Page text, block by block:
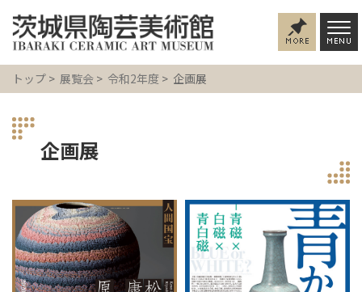
トップ > 展覧会 > 令和2年度 > 企画展
企画展